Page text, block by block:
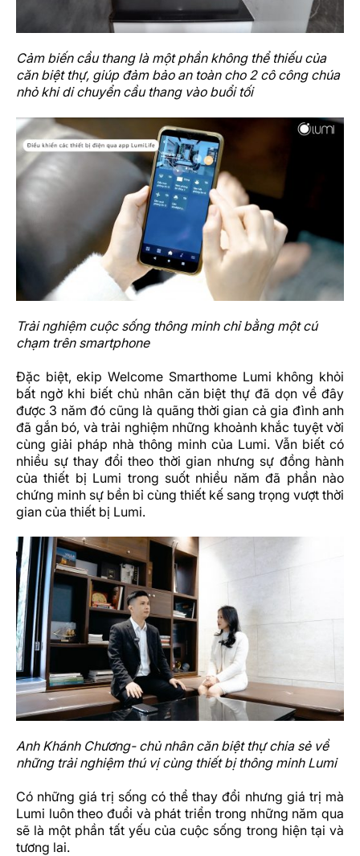
Cảm biến cầu thang là một phần không thể thiếu của
căn biệt thự, giúp đảm bảo an toàn cho 2 cô công chúa
nhỏ khi di chuyển cầu thang vào buổi tối
Trải nghiệm cuộc sống thông minh chỉ bằng một cú
chạm trên smartphone
Đặc biệt, ekip Welcome Smarthome Lumi không khỏi
bất ngờ khi biết chủ nhân căn biệt thự đã dọn về đây
được 3 năm đó cũng là quãng thời gian cả gia đình anh
đã gắn bó, và trải nghiệm những khoảnh khắc tuyệt vời
cùng giải pháp nhà thông minh của Lumi. Vẫn biết có
nhiều sự thay đổi theo thời gian nhưng sự đồng hành
của thiết bị Lumi trong suốt nhiều năm đã phần nào
chứng minh sự bền bỉ cùng thiết kế sang trọng vượt thời
gian của thiết bị Lumi.
Anh Khánh Chương- chủ nhân căn biệt thự chia sẻ về
những trải nghiệm thú vị cùng thiết bị thông minh Lumi
Có những giá trị sống có thể thay đổi nhưng giá trị mà
Lumi luôn theo đuổi và phát triển trong những năm qua
sẽ là một phần tất yếu của cuộc sống trong hiện tại và
tương lai.